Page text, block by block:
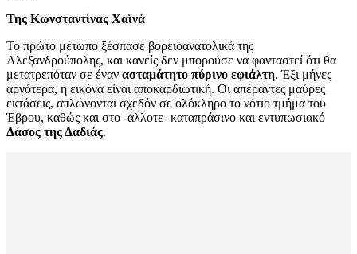
Της Κωνσταντίνας Χαϊνά
Το πρώτο μέτωπο ξέσπασε βορειοανατολικά της
Αλεξανδρούπολης, και κανείς δεν μπορούσε να φανταστεί ότι θα
μετατρεπόταν σε έναν ασταμάτητο πύρινο εφιάλτη. Έξι μήνες
αργότερα, η εικόνα είναι αποκαρδιωτική. Οι απέραντες μαύρες
εκτάσεις, απλώνονται σχεδόν σε ολόκληρο το νότιο τμήμα του
Έβρου, καθώς και στο -άλλοτε- καταπράσινο και εντυπωσιακό
Δάσος της Δαδιάς.